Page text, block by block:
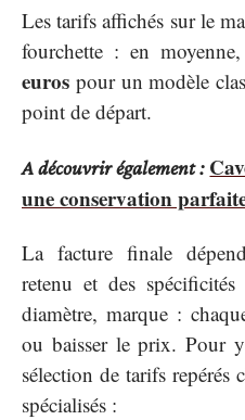
Les tarifs affichés sur le
fourchette : en
euros pour un modèle
point de départ.
A découvrir également :
une conservation
La facture finale
retenu et des
diamètre, marque :
ou baisser le prix. Pour
sélection de tarifs repérés
spécialisés :